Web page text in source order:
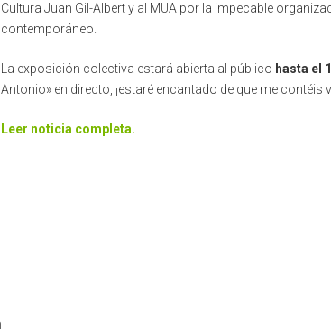
Cultura Juan Gil-Albert y al MUA por la impecable
contemporáneo.
La exposición colectiva estará abierta al público hasta el
Antonio» en directo, ¡estaré encantado de que me contéis
Leer noticia completa.